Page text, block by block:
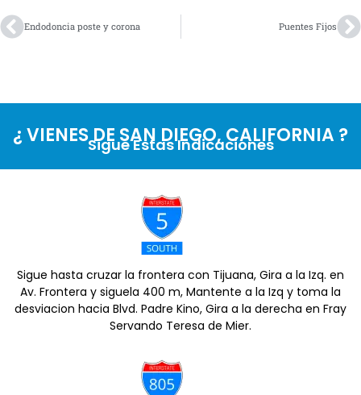
Endodoncia poste y corona Puentes Fijos
¿ VIENES DE SAN DIEGO, CALIFORNIA ?
Sigue Estas Indicaciones
Sigue hasta cruzar la frontera con Tijuana, Gira a la Izq. en
Av. Frontera y siguela 400 m, Mantente a la Izq y toma la
desviacion hacia Blvd. Padre Kino, Gira a la derecha en Fray
Servando Teresa de Mier.